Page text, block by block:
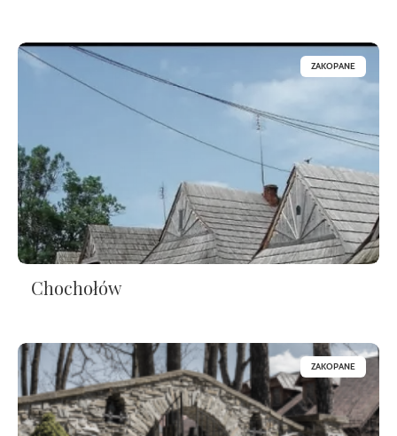
ZAKOPANE
Chochołów
ZAKOPANE